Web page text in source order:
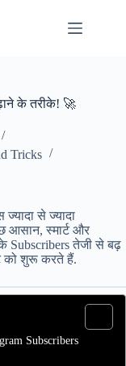
के तरीके! 🚀
Tricks
से ज्यादा
आसान, स्मार्ट और
Subscribers तेजी से बढ़
को शुरू करते हैं.
Subscribers